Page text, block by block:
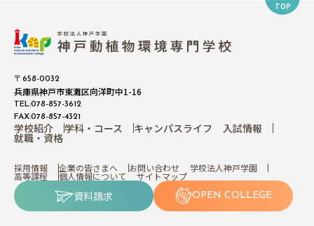
TOP
〒658-0032
兵庫県神戸市東灘区向洋町中1-16
TEL:078-857-3612
FAX:078-857-4321
学校紹介 学科・コース キャンパスライフ 入試情報
就職・資格
採用情報 企業の皆さまへ お問い合わせ 学校法人神戸学園
高等課程 個人情報について サイトマップ
資料請求 OPEN COLLEGE